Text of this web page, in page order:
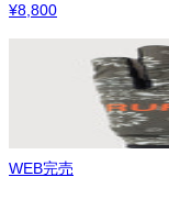
¥8,800
WEB完売